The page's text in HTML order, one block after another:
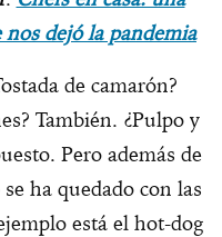
dejó la pandemia
de camarón?
También. ¿Pulpo y
Pero además de
ha quedado con las
está el hot-dog